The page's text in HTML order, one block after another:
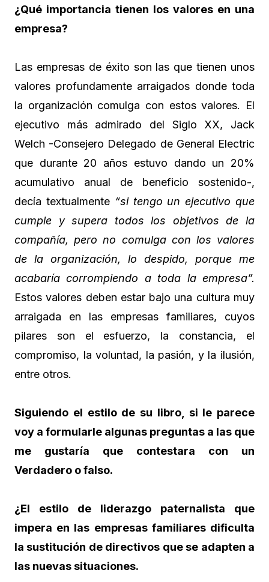
¿Qué importancia tienen los valores en una
empresa?
Las empresas de éxito son las que tienen unos
valores profundamente arraigados donde toda
la organización comulga con estos valores. El
ejecutivo más admirado del Siglo XX, Jack
Welch -Consejero Delegado de General Electric
que durante 20 años estuvo dando un 20%
acumulativo anual de beneficio sostenido-,
decía textualmente “si tengo un ejecutivo que
cumple y supera todos los objetivos de la
compañía, pero no comulga con los valores
de la organización, lo despido, porque me
acabaría corrompiendo a toda la empresa”.
Estos valores deben estar bajo una cultura muy
arraigada en las empresas familiares, cuyos
pilares son el esfuerzo, la constancia, el
compromiso, la voluntad, la pasión, y la ilusión,
entre otros.
Siguiendo el estilo de su libro, si le parece
voy a formularle algunas preguntas a las que
me gustaría que contestara con un
Verdadero o falso.
¿El estilo de liderazgo paternalista que
impera en las empresas familiares dificulta
la sustitución de directivos que se adapten a
las nuevas situaciones.